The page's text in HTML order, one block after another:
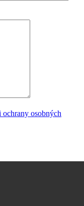
ochrany osobných